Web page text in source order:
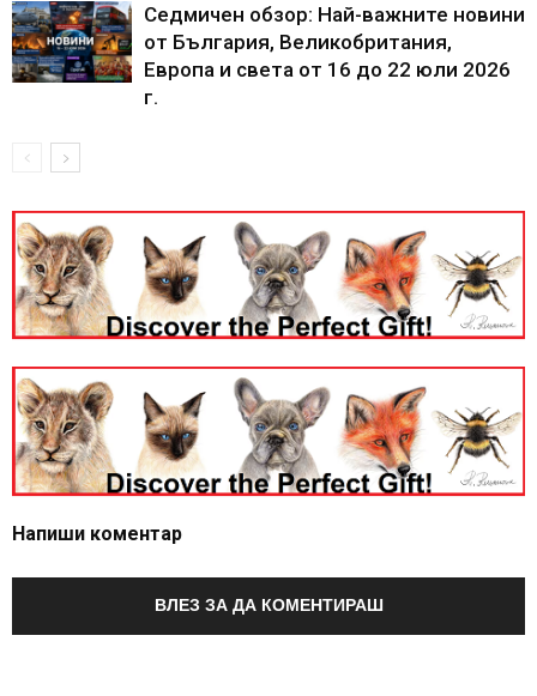
Седмичен обзор: Най-важните новини
от България, Великобритания,
Европа и света от 16 до 22 юли 2026
г.
Напиши коментар
ВЛЕЗ ЗА ДА КОМЕНТИРАШ